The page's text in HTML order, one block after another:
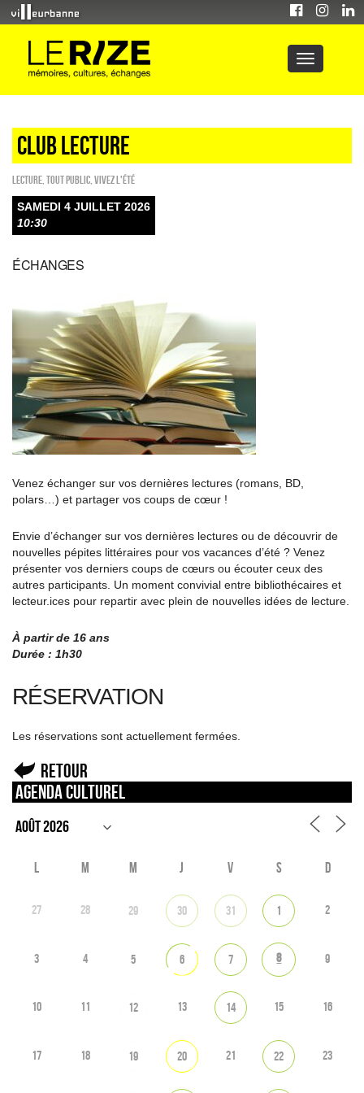
CLUB LECTURE
Lecture Tout public Vivez l'été
SAMEDI 4 JUILLET 2026
10:30
ÉCHANGES
Venez échanger sur vos dernières lectures (romans, BD,
polars…) et partager vos coups de cœur !
Envie d’échanger sur vos dernières lectures ou de découvrir de
nouvelles pépites littéraires pour vos vacances d’été ? Venez
présenter vos derniers coups de cœurs ou écouter ceux des
autres participants. Un moment convivial entre bibliothécaires et
lecteur.ices pour repartir avec plein de nouvelles idées de lecture.
À partir de 16 ans
Durée : 1h30
RÉSERVATION
Les réservations sont actuellement fermées.
Retour
Agenda culturel
L M M J V S D
27 28 29 30 31 1 2
3 4 5 6 7 8 9
10 11 12 13 14 15 16
17 18 19 20 21 22 23